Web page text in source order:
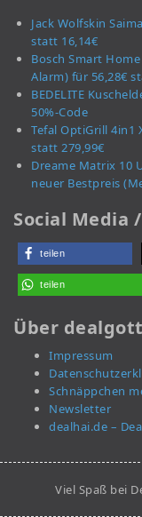
Jack Wolfskin
statt 16,14€
Bosch Smart
Alarm) für 56,28€
BEDELITE
50%-Code
Tefal OptiGrill 4in1
statt 279,99€
Dreame Matrix 10
neuer Bestpreis
Social Media
teilen
teilen
Über
Impressum
Schnäppchen
Newsletter
dealhai.de –
Viel Spaß bei